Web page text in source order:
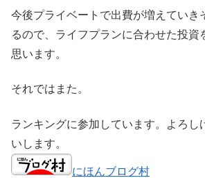
今後プライベートで出費が増えていき
るので、ライフプランに合わせた投資
思います。
それではまた。
ランキングに参加しています。よろし
いします。
にほんブログ村